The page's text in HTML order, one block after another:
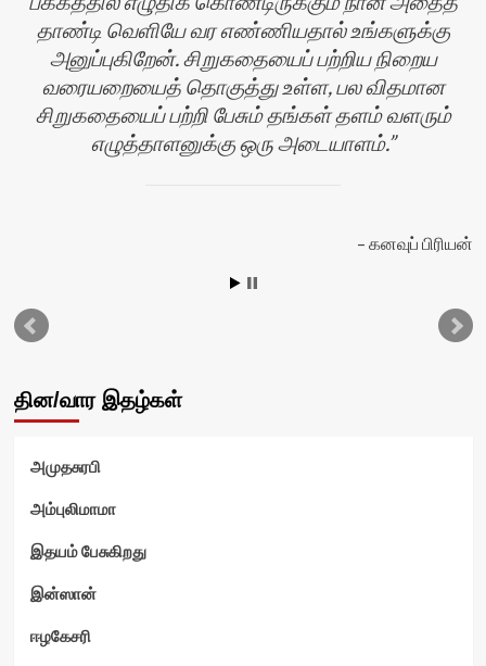
தாண்டி வெளியே வர எண்ணியதால் உங்களுக்கு
அனுப்புகிறேன். சிறுகதையைப் பற்றிய நிறைய
வரையறையைத் தொகுத்து உள்ள, பல விதமான
சிறுகதையைப் பற்றி பேசும் தங்கள் தளம் வளரும்
எழுத்தாளனுக்கு ஒரு அடையாளம்.
கனவுப் பிரியன்
தின/வார இதழ்கள்
அமுதசுரபி
அம்புலிமாமா
இதயம் பேசுகிறது
இன்ஸான்
ஈழகேசரி